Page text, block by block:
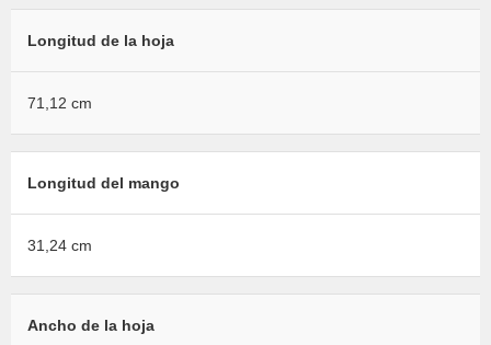
Longitud de la hoja
71,12 cm
Longitud del mango
31,24 cm
Ancho de la hoja